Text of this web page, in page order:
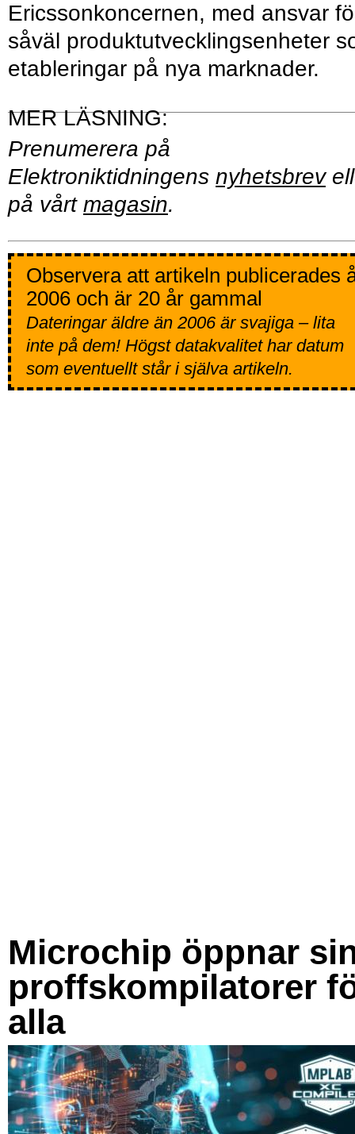
Ericssonkoncernen, med ansvar
såväl produktutvecklingsenheter
etableringar på nya marknader.
Prenumerera på
Elektroniktidningens nyhetsbrev
på vårt magasin.
Observera att artikeln publicerades
2006 och är 20 år gammal
Dateringar äldre än 2006 är svajiga – lita
inte på dem! Högst datakvalitet har datum
som eventuellt står i själva artikeln.
Microchip öppnar
proffskompilatorer
alla